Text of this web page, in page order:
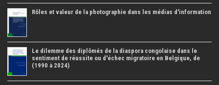
Rôles et valeur de la photographie dans les médias d'information
Le dilemme des diplômés de la diaspora congolaise dans le
sentiment de réussite ou d'échec migratoire en Belgique, de
(1990 à 2024)